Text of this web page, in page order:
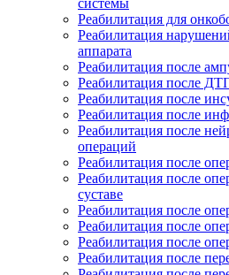
системы
Реабилитация для
Реабилитация
аппарата
Реабилитация после
Реабилитация после
Реабилитация после
Реабилитация после
Реабилитация после
операций
Реабилитация после
Реабилитация после
суставе
Реабилитация после
Реабилитация после
Реабилитация после
Реабилитация после